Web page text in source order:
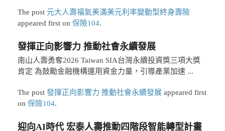
The post 元大人壽福氣美滿美元利率變動型終身壽險
appeared first on 保險104.
發揮正向影響力 推動社會永續發展
南山人壽勇奪2026 Taiwan SIA台灣永續投資獎三項大獎
肯定 為鼓勵金融機構運用資金力量，引導產業加速 ...
The post 發揮正向影響力 推動社會永續發展appeared first
on 保險104.
迎向AI時代 宏泰人壽推動四階段智能轉型計畫